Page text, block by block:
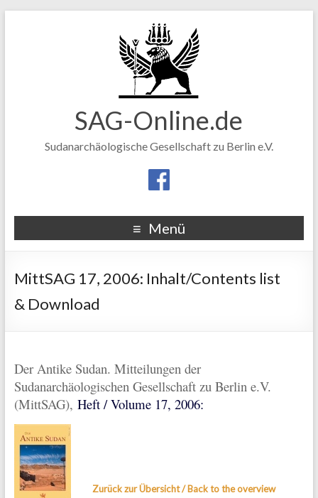
SAG-Online.de
Sudanarchäologische Gesellschaft zu Berlin e.V.
Menü
MittSAG 17, 2006: Inhalt/Contents list
& Download
Der Antike Sudan. Mitteilungen der
Sudanarchäologischen Gesellschaft zu Berlin e.V.
(MittSAG), Heft / Volume 17, 2006:
Zurück zur Übersicht / Back to the overview